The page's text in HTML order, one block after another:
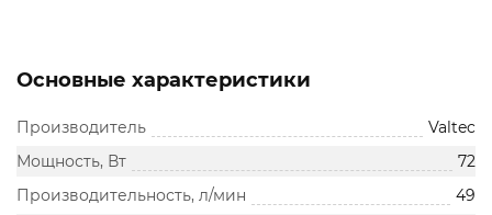
Основные характеристики
Производитель
Valtec
Мощность, Вт
72
Производительность, л/мин
49